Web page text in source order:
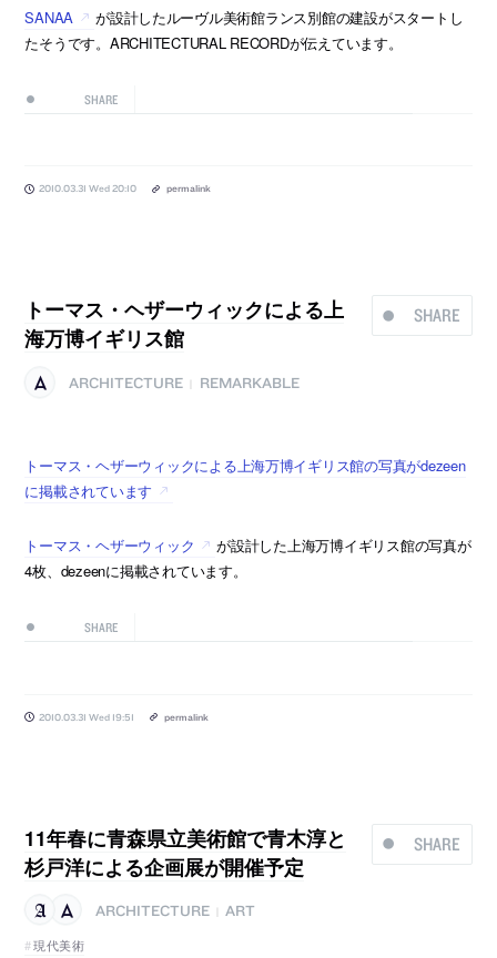
SANAA
が設計したルーヴル美術館ランス別館の建設がスタートし
たそうです。ARCHITECTURAL RECORDが伝えています。
SHARE
2010.03.31 Wed 20:10 permalink
SHARE
トーマス・ヘザーウィックによる上
海万博イギリス館
ARCHITECTURE REMARKABLE
トーマス・ヘザーウィックによる上海万博イギリス館の写真がdezeen
に掲載されています
トーマス・ヘザーウィック
が設計した上海万博イギリス館の写真が
4枚、dezeenに掲載されています。
SHARE
2010.03.31 Wed 19:51 permalink
SHARE
11年春に青森県立美術館で青木淳と
杉戸洋による企画展が開催予定
ARCHITECTURE
ART
現代美術